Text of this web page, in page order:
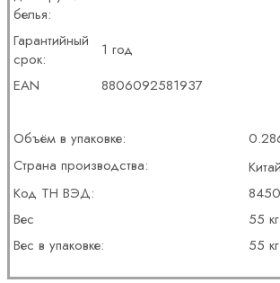
белья:
Гарантийный
срок:
1 год
EAN
8806092581937
Объём в упаковке:
Страна производства:
Китай
Код ТН ВЭД:
8450
Вес
55 кг
Вес в упаковке:
55 кг